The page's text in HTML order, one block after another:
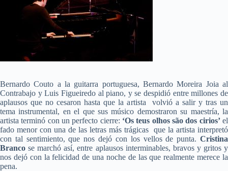
Bernardo Couto a la guitarra portuguesa, Bernardo Moreira Joia al
Contrabajo y Luis Figueiredo al piano, y se despidió entre millones de
aplausos que no cesaron hasta que la artista volvió a salir y tras un
tema instrumental, en el que sus músico demostraron su maestría, la
artista terminó con un perfecto cierre: ‘Os teus olhos são dos cirios’el
fado menor con una de las letras más trágicas que la artista interpretó
con tal sentimiento, que nos dejó con los vellos de punta. Cristina
Branco se marchó así, entre aplausos interminables, bravos y gritos y
nos dejó con la felicidad de una noche de las que realmente merece la
pena.